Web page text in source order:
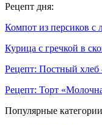
Рецепт дня:
Компот из персиков с
Курица с гречкой в
Рецепт: Постный
Рецепт: Торт
Популярные категории